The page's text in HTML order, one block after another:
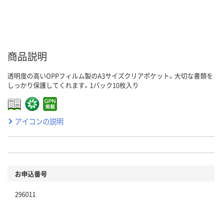
商品説明
透明度の高いOPPフィルム製のA3サイズクリアポケット。大切な書類を
しっかり保護してくれます。1パック10枚入り
アイコンの説明
お申込番号
296011